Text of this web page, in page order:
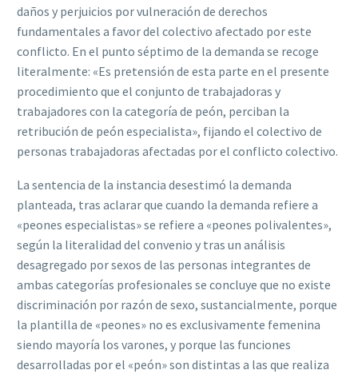
daños y perjuicios por vulneración de derechos
fundamentales a favor del colectivo afectado por este
conf‌licto. En el punto séptimo de la demanda se recoge
literalmente: «Es pretensión de esta parte en el presente
procedimiento que el conjunto de trabajadoras y
trabajadores con la categoría de peón, perciban la
retribución de peón especialista», f‌ijando el colectivo de
personas trabajadoras afectadas por el conf‌licto colectivo.
La sentencia de la instancia desestimó la demanda
planteada, tras aclarar que cuando la demanda ref‌iere a
«peones especialistas» se ref‌iere a «peones polivalentes»,
según la literalidad del convenio y tras un análisis
desagregado por sexos de las personas integrantes de
ambas categorías profesionales se concluye que no existe
discriminación por razón de sexo, sustancialmente, porque
la plantilla de «peones» no es exclusivamente femenina
siendo mayoría los varones, y porque las funciones
desarrolladas por el «peón» son distintas a las que realiza